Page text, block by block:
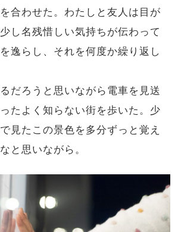
合わせた。わたしと友人は目が
し名残惜しい気持ちが伝わって
逸らし、それを何度か繰り返し
だろうと思いながら電車を見送
たよく知らない街を歩いた。少
見たこの景色を多分ずっと覚え
と思いながら。